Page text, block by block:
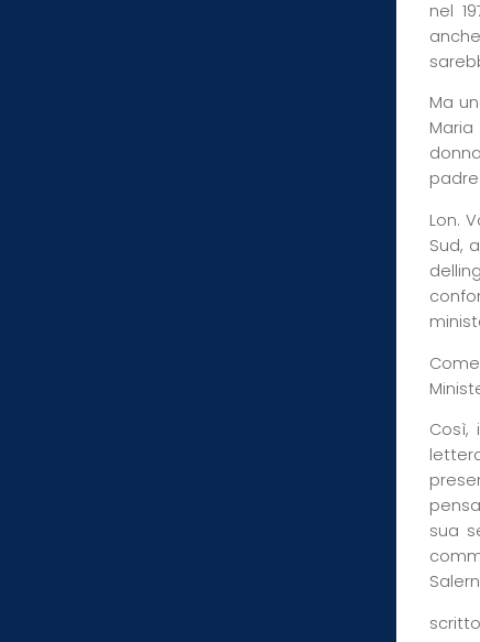
nel
Ma
Lon.
Sud,
Così,
sua